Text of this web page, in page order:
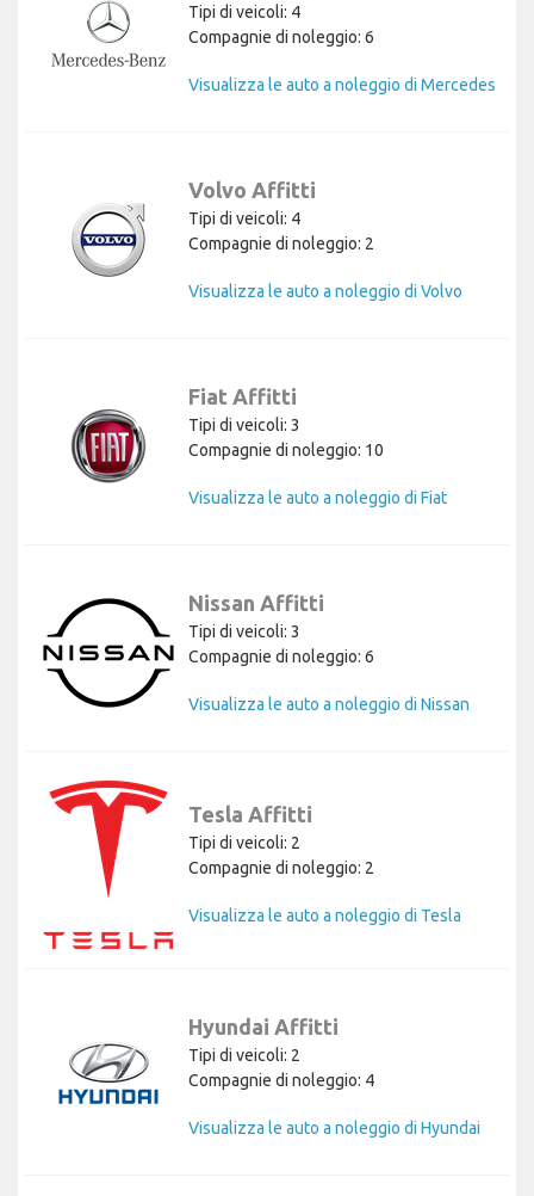
Tipi di veicoli: 4
Compagnie di noleggio: 6
Visualizza le auto a noleggio di Mercedes
Volvo Affitti
Tipi di veicoli: 4
Compagnie di noleggio: 2
Visualizza le auto a noleggio di Volvo
Fiat Affitti
Tipi di veicoli: 3
Compagnie di noleggio: 10
Visualizza le auto a noleggio di Fiat
Nissan Affitti
Tipi di veicoli: 3
Compagnie di noleggio: 6
Visualizza le auto a noleggio di Nissan
Tesla Affitti
Tipi di veicoli: 2
Compagnie di noleggio: 2
Visualizza le auto a noleggio di Tesla
Hyundai Affitti
Tipi di veicoli: 2
Compagnie di noleggio: 4
Visualizza le auto a noleggio di Hyundai